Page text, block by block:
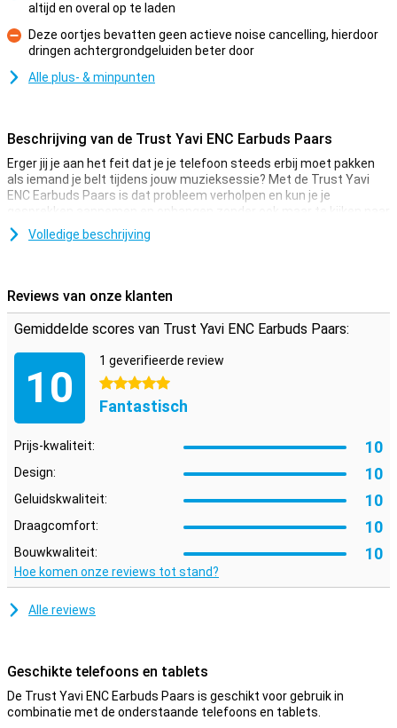
Pluspunt
altijd en overal op te laden
Minpunt
Deze oortjes bevatten geen actieve noise cancelling, hierdoor
dringen achtergrondgeluiden beter door
Alle plus- & minpunten
Beschrijving van de Trust Yavi ENC Earbuds Paars
Erger jij je aan het feit dat je je telefoon steeds erbij moet pakken
als iemand je belt tijdens jouw muzieksessie? Met de Trust Yavi
ENC Earbuds Paars is dat probleem verholpen en kun je je
gesprekken aannemen en ophangen zonder ook maar te kijken naar
je scherm! Het is altijd fijn als je iets gratis meegeleverd krijgt bij je
bestelling, al helemaal als deze ook nuttig is. Met de Trust Yavi ENC
Batterijduur
De Trust Yavi ENC Earbuds Paars zorgen ervoor dat jij wel 6 uur van
muziek kunt genieten. Met de bijgeleverde oplaadcase is dit tot wel
Volledige beschrijving
Reviews van onze klanten
Gemiddelde scores van Trust Yavi ENC Earbuds Paars:
10
1 geverifieerde review
5 sterren
Fantastisch
Prijs-kwaliteit: 10
Design: 10
Geluidskwaliteit: 10
Draagcomfort: 10
Bouwkwaliteit: 10
Hoe komen onze reviews tot stand?
Alle reviews
Geschikte telefoons en tablets
De Trust Yavi ENC Earbuds Paars is geschikt voor gebruik in
combinatie met de onderstaande telefoons en tablets.